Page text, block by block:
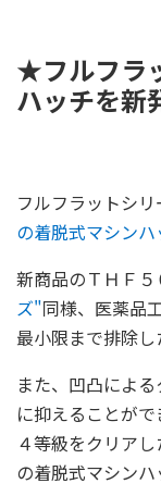
★フルフラ
ハッチを新
フルフラットシリ
の着脱式マシン
新商品のＴＨＦ５
ズ"同様、医薬品
最小限まで排除し
また、凹凸によ
に抑えることが
４等級をクリア
の着脱式マシンハ